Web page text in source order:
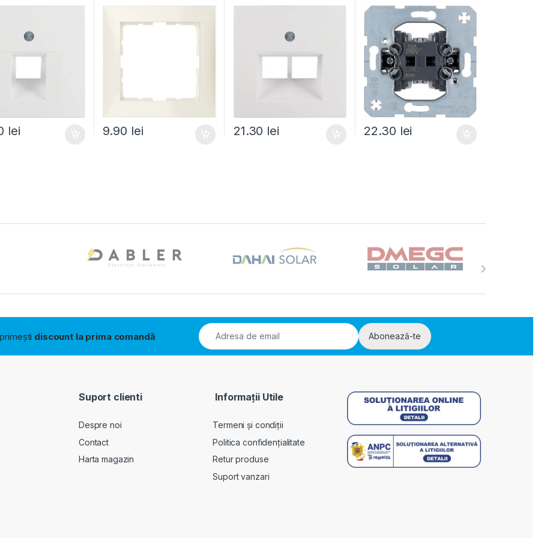
lei 9.90 lei 21.30 lei 22.30 lei
discount la prima comandă Abonează-te
Suport clienti
Despre noi
Contact
Harta magazin
Informații Utile
Termeni și condiții
Politica confidențialitate
Retur produse
Suport vanzari